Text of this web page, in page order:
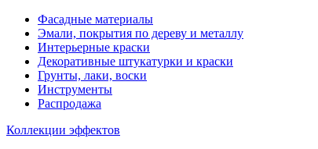
Фасадные материалы
Эмали, покрытия по дереву и металлу
Интерьерные краски
Декоративные штукатурки и краски
Грунты, лаки, воски
Инструменты
Распродажа
Коллекции эффектов